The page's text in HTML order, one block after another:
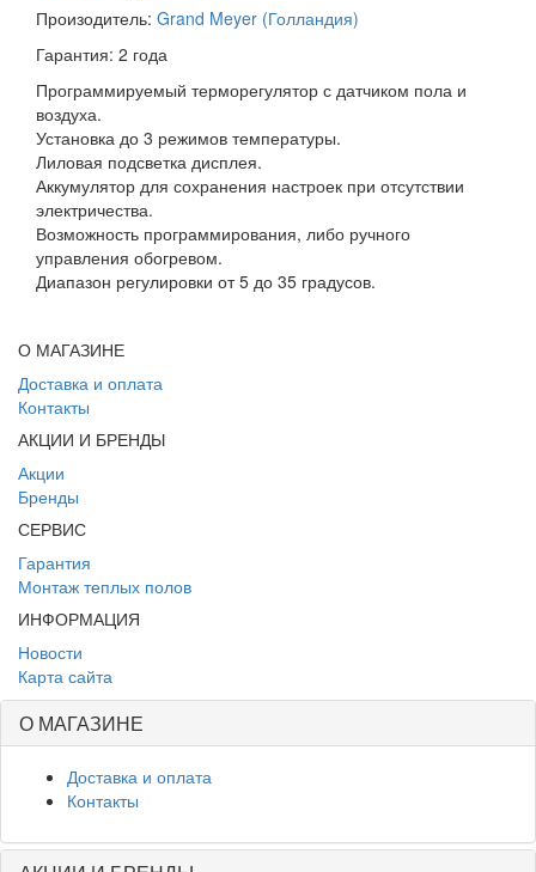
Произодитель: Grand Meyer (Голландия)
Гарантия: 2 года
Программируемый терморегулятор с датчиком пола и
воздуха.
Установка до 3 режимов температуры.
Лиловая подсветка дисплея.
Аккумулятор для сохранения настроек при отсутствии
электричества.
Возможность программирования, либо ручного
управления обогревом.
Диапазон регулировки от 5 до 35 градусов.
О МАГАЗИНЕ
Доставка и оплата
Контакты
АКЦИИ И БРЕНДЫ
Акции
Бренды
СЕРВИС
Гарантия
Монтаж теплых полов
ИНФОРМАЦИЯ
Новости
Карта сайта
О МАГАЗИНЕ
Доставка и оплата
Контакты